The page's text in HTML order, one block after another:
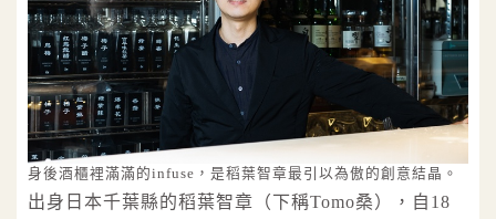
身後酒櫃裡滿滿的infuse，是稻葉智章最引以為傲的創意結晶。
出身日本千葉縣的稻葉智章（下稱Tomo桑），自18